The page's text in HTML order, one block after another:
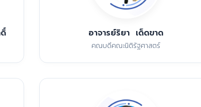
อาจารย์ริยา เด็ดขาด
คณบดีคณะนิติรัฐศาสตร์